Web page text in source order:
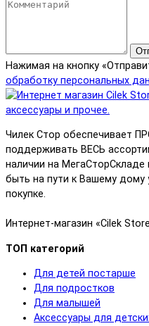
Нажимая на кнопку
обработку персональных
Чилек Стор обеспечивает
поддерживать ВЕСЬ
наличии на
быть на пути к Вашему
покупке.
Интернет-магазин «Cilek
ТОП категорий
Для детей постарше
Для подростков
Для малышей
Аксессуары для